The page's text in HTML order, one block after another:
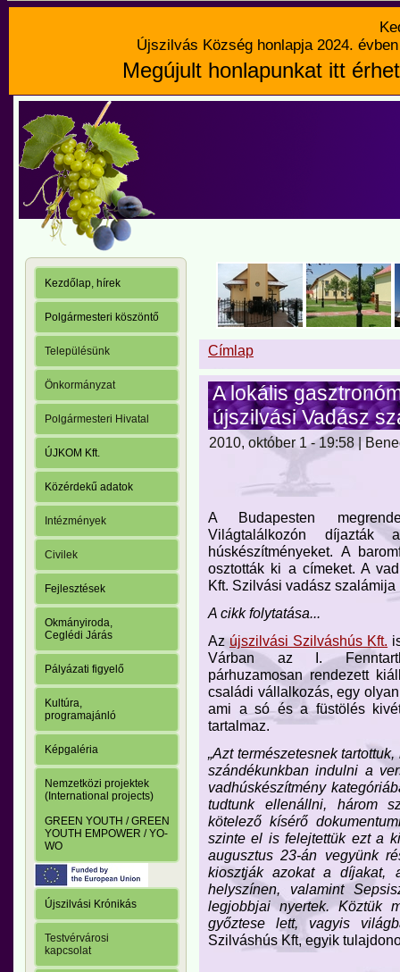
Újszilvás Község honlapja 2024.
Megújult honlapunkat itt
Kezdőlap, hírek
Polgármesteri köszöntő
Településünk
Önkormányzat
Polgármesteri Hivatal
ÚJKOM Kft.
Közérdekű adatok
Intézmények
Civilek
Fejlesztések
Okmányiroda,
Ceglédi Járás
Pályázati figyelő
Kultúra,
programajánló
Képgaléria
Nemzetközi projektek
(International projects)
GREEN YOUTH / GREEN
YOUTH EMPOWER / YO-
WO
Újszilvási Krónikás
Testvérvárosi
kapcsolat
Címlap
A lokális
újszilvási Vadász
2010, október 1 - 19:58 |
A Budapesten
Világtalálkozón díjazták
húskészítményeket. A
osztották ki a címeket. A
Kft. Szilvási vadász
A cikk folytatása...
Azújszilvási Szilváshús Kft.
Várban az I.
párhuzamosan rendezett
családi vállalkozás, egy
ami a só és a füstölés
tartalmaz.
„Azt természetesnek
szándékunkban indulni a
vadhúskészítmény
tudtunk ellenállni, három
kötelező kísérő
szinte el is felejtettük ezt a
augusztus 23-án vegyünk
kiosztják azokat a díjakat,
helyszínen, valamint
legjobbjai nyertek. Köztük
győztese lett, vagyis
Szilváshús Kft, egyik